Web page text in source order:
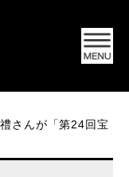
さんが「第24回宝